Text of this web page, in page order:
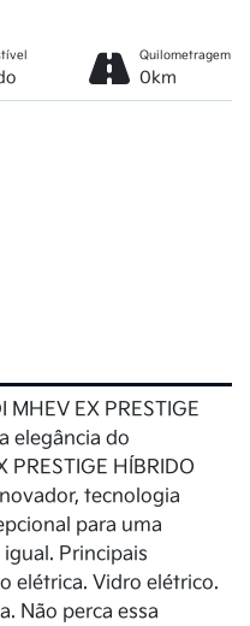
Quilometragem
0km
MHEV EX PRESTIGE
elegância do
PRESTIGE HÍBRIDO
tecnologia
para uma
Principais
elétrica. Vidro elétrico.
Não perca essa